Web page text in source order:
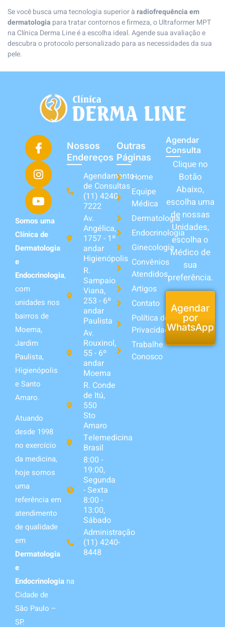
Se você busca uma tecnologia superior àradiofrequência em
dermatologia para tratar contornos e firmeza, o Ultraformer MPT
na Clínica Derma Line é a escolha ideal. Agende sua avaliação e
descubra o protocolo personalizado para as necessidades da sua
pele.
Somos uma
Clínica de
Dermatologia
e
Endocrinologia,
com
unidades nos
bairros de
Moema,
Jardim
Paulista,
Higienópolis
e Santo
Amaro.
Atuando
desde 1998
no exercício
da medicina,
hoje somos
uma
referência em
atendimento
de qualidade
em
Dermatologia
e
Endocrinologia na
Cidade de
São Paulo –
SP.
Nossos
Endereços
Agendamento
de Consultas
(11) 4240-
7222
Av.
Angélica,
1757 - 1º
andar
Higienópolis
R.
Sampaio
Viana,
253 - 6º
andar
Paulista
Av.
Rouxinol,
55 - 6º
andar
Moema
R. Conde
de Itú,
550
Sto
Amaro
Telemedicina
Brasil
8:00 -
19:00,
Segunda
- Sexta
8:00 -
13:00,
Sábado
Administração
(11) 4240-
8448
Outras
Páginas
Home
Equipe
Médica
Dermatologia
Endocrinologia
Ginecologia
Convênios
Atendidos
Artigos
Contato
Política de
Privacidade
Trabalhe
Conosco
Agendar
Consulta
Clique no
Botão
Abaixo,
escolha uma
de nossas
Unidades,
escolha o
Médico de
sua
preferência.
Agendar
por
WhatsApp